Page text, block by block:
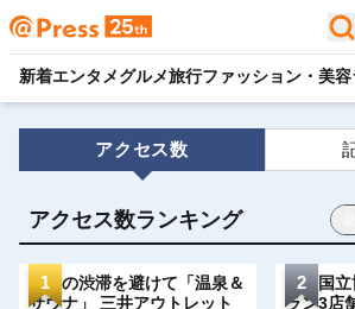
新着エンタメグルメ旅行ファッション・美容
アクセス数
アクセス数ランキング
1
帰りの渋滞を避けて「温泉＆
サウナ」 三井アウトレット
2
東京国立
ラン3店